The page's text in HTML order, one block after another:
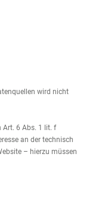
wird nicht
Art. 6 Abs. 1 lit. f
an der technisch
– hierzu müssen